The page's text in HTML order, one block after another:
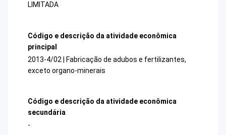
LIMITADA
Código e descrição da atividade econômica
principal
2013-4/02 | Fabricação de adubos e fertilizantes,
exceto organo-minerais
Código e descrição da atividade econômica
secundária
-